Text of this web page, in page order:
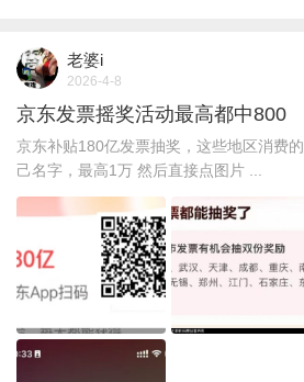
老婆i
2026-4-8
京东发票摇奖活动最高都中800
京东补贴180亿发票抽奖，这些地区消费
己名字，最高1万 然后直接点图片 ...